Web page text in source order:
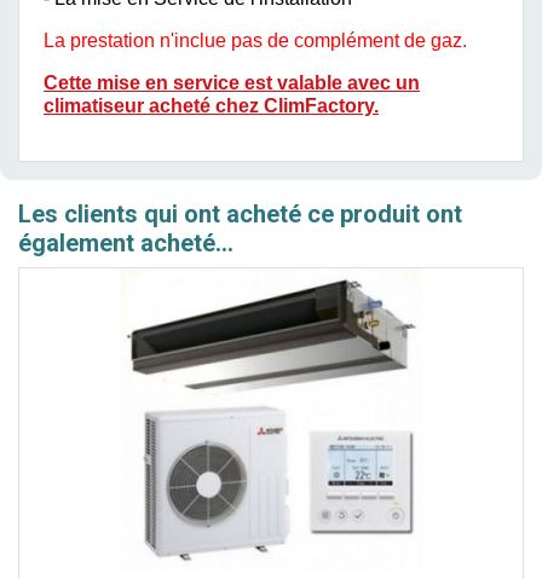
La prestation n'inclue pas de complément de gaz.
Cette mise en service est valable avec un
climatiseur acheté chez ClimFactory.
Les clients qui ont acheté ce produit ont
également acheté...